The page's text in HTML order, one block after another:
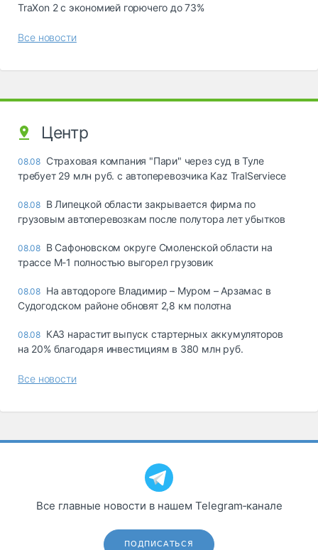
TraXon 2 с экономией горючего до 73%
Все новости
Центр
08.08 Страховая компания "Пари" через суд в Туле
требует 29 млн руб. с автоперевозчика Kaz TralServiece
08.08 В Липецкой области закрывается фирма по
грузовым автоперевозкам после полутора лет убытков
08.08 В Сафоновском округе Смоленской области на
трассе М-1 полностью выгорел грузовик
08.08 На автодороге Владимир – Муром – Арзамас в
Судогодском районе обновят 2,8 км полотна
08.08 КАЗ нарастит выпуск стартерных аккумуляторов
на 20% благодаря инвестициям в 380 млн руб.
Все новости
Все главные новости в нашем Telegram‑канале
ПОДПИСАТЬСЯ